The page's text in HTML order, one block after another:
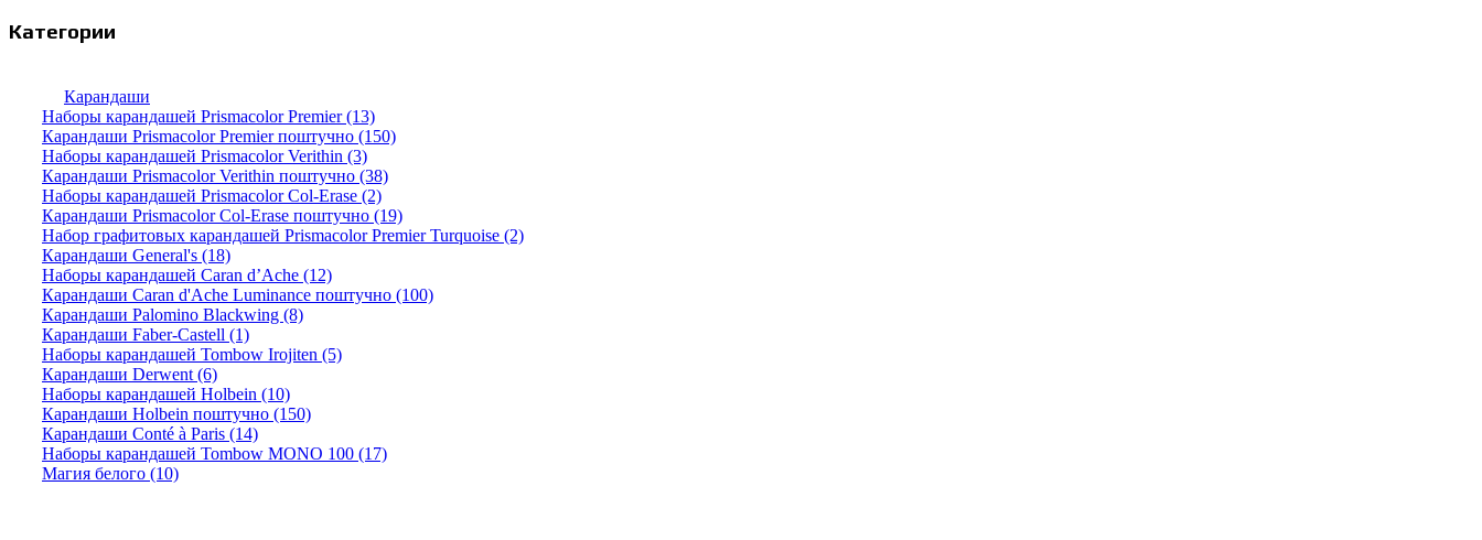
Категории
Карандаши
Наборы карандашей Prismacolor Premier (13)
Карандаши Prismacolor Premier поштучно (150)
Наборы карандашей Prismacolor Verithin (3)
Карандаши Prismacolor Verithin поштучно (38)
Наборы карандашей Prismacolor Col-Erase (2)
Карандаши Prismacolor Col-Erase поштучно (19)
Набор графитовых карандашей Prismacolor Premier Turquoise (2)
Карандаши General's (18)
Наборы карандашей Caran d’Ache (12)
Карандаши Caran d'Ache Luminance поштучно (100)
Карандаши Palomino Blackwing (8)
Карандаши Faber-Castell (1)
Наборы карандашей Tombow Irojiten (5)
Карандаши Derwent (6)
Наборы карандашей Holbein (10)
Карандаши Holbein поштучно (150)
Карандаши Conté à Paris (14)
Наборы карандашей Tombow MONO 100 (17)
Магия белого (10)